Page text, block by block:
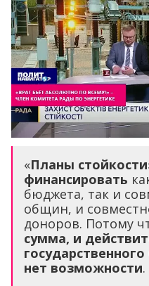
«Планы
финансировать
бюджета, так и
общин, и
доноров. Потому
сумма, и
нет возможности.